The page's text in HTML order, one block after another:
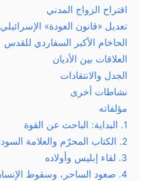
اقتراح الزواج المدني
تعديل «قانون العودة» الإسرائيلي
الحاخام الأكبر السفاردي للقدس
العلاقات بين الأديان
الجدل والانتقادات
نشاطات أخرى
مؤلفاته
1. البداية: الباحث عن القوة
2. الكتاب المحرّم والعلامة السوداء
3. لقاء إبليس وأولاده
4. صعود الساحر، وسقوط الإنسان